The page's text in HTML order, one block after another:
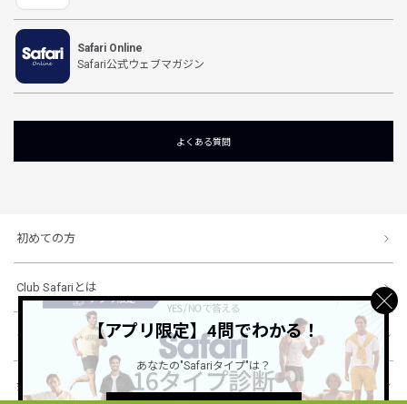
Safari Online
Safari公式ウェブマガジン
よくある質問
初めての方
Club Safariとは
ショッピングガイド
会社概要・規約
【アプリ限定】4問でわかる！
あなたの"Safariタイプ"は？